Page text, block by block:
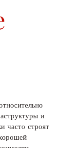
и
часто строят